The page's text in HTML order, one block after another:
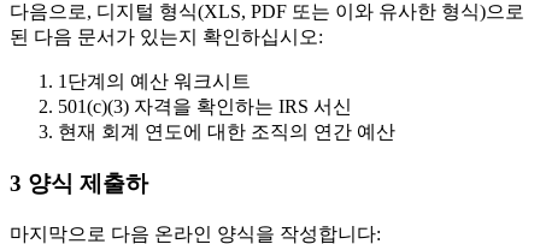
다음으로, 디지털 형식(XLS, PDF 또는 이와 유사한 형식)으로
된 다음 문서가 있는지 확인하십시오:
1단계의 예산 워크시트
501(c)(3) 자격을 확인하는 IRS 서신
현재 회계 연도에 대한 조직의 연간 예산
3 양식 제출하
마지막으로 다음 온라인 양식을 작성합니다: